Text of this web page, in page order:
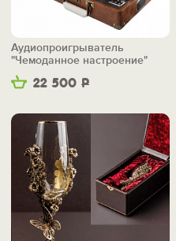
22 500 Р
Аудиопроигрыватель
"Чемоданное настроение"